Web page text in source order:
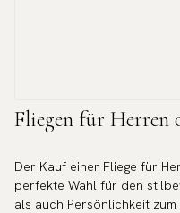
Fliegen für Herren
Der Kauf einer Fliege für
perfekte Wahl für den
als auch Persönlichkeit